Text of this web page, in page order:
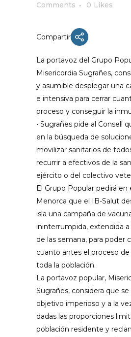
Comments
0 Likes
Compartir
La portavoz del Grupo
Misericordia Sugrañes,
y asumible desplegar una
e intensiva para cerrar
proceso y conseguir la
• Sugrañes pide al Consell
en la búsqueda de
movilizar sanitarios de
recurrir a efectivos de la
ejército o del colectivo
El Grupo Popular pedirá en
Menorca que el IB-Salut
isla una campaña de
ininterrumpida, extendida
de las semana, para poder
cuanto antes el proceso
toda la población.
La portavoz popular,
Sugrañes, considera que
objetivo imperioso y a la
dadas las proporciones
población residente y